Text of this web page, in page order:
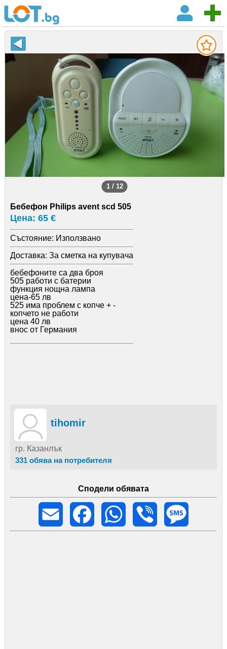
1 / 12
Бебефон Philips avent scd 505
Цена: 65 €
Състояние: Използвано
Доставка: За сметка на купувача
бебефоните са два броя
505 работи с батерии
функция нощна лампа
цена-65 лв
525 има проблем с копче + -
копчето не работи
цена 40 лв
внос от Германия
tihomir
гр. Казанлък
331 обява на потребителя
Сподели обявата
Email
Facebook WhatsApp Viber